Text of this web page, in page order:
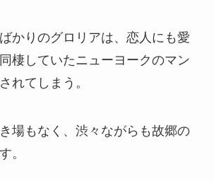
かりのグロリアは、恋人にも愛
棲していたニューヨークのマン
れてしまう。
場もなく、渋々ながらも故郷の
。